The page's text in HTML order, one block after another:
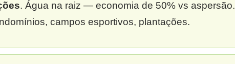
. Água na raiz — economia de 50% vs aspersão.
campos esportivos, plantações.